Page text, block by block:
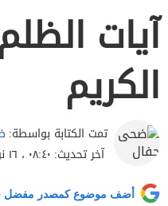
آيات
الكريم
تمت الكتابة بواسطة:
آخر تحديث: ٠٨:٤٠ ، ١٦ نوفمبر ٢٠٢٢
أضف موضوع كمصدر مفضل